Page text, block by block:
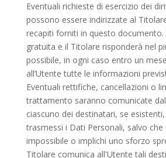
Eventuali richieste di esercizio dei
possono essere indirizzate al
recapiti forniti in questo documento.
gratuita e il Titolare risponderà nel
possibile, in ogni caso entro un
all’Utente tutte le informazioni
Eventuali rettifiche, cancellazioni o
trattamento saranno comunicate
ciascuno dei destinatari, se
trasmessi i Dati Personali, salvo che
impossibile o implichi uno sforzo
Titolare comunica all'Utente tali